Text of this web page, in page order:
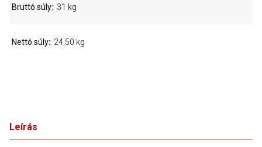
Leírás
Bruttó súly 31 kg
Nettó súly 24,50 kg